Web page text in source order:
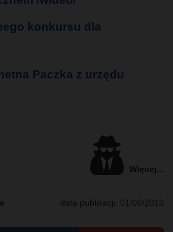
konkursu dla
Paczka z urzędu
Więcej...
data publikacji: 01/06/2019